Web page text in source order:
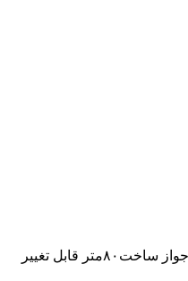
مساحت زمین۵۶۸متر سند تک برگ جواز ساخت۸۰متر قابل تغییر